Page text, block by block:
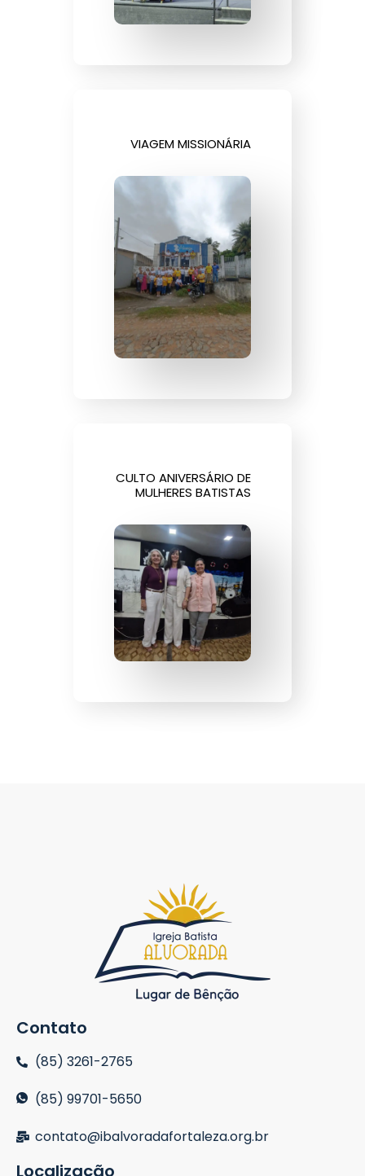
VIAGEM MISSIONÁRIA
CULTO ANIVERSÁRIO DE
MULHERES BATISTAS
Contato
(85) 3261-2765
(85) 99701-5650
contato@ibalvoradafortaleza.org.br
Localização